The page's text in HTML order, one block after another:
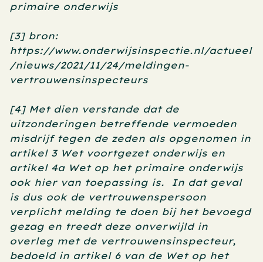
primaire onderwijs
https://www.onderwijsinspectie.nl/actueel
/nieuws/2021/11/24/meldingen-
vertrouwensinspecteurs
[4] Met dien verstande dat de
uitzonderingen betreffende vermoeden
misdrijf tegen de zeden als opgenomen in
artikel 3 Wet voortgezet onderwijs en
artikel 4a Wet op het primaire onderwijs
ook hier van toepassing is.  In dat geval
is dus ook de vertrouwenspersoon
verplicht melding te doen bij het bevoegd
gezag en treedt deze onverwijld in
overleg met de vertrouwensinspecteur,
bedoeld in artikel 6 van de Wet op het